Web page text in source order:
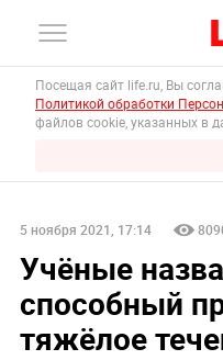
Посещая сайт life.ru, Вы
Политикой обработки
файлов cookie, указанных в
5 ноября 2021, 17:14
Учёные
способный
тяжёлое